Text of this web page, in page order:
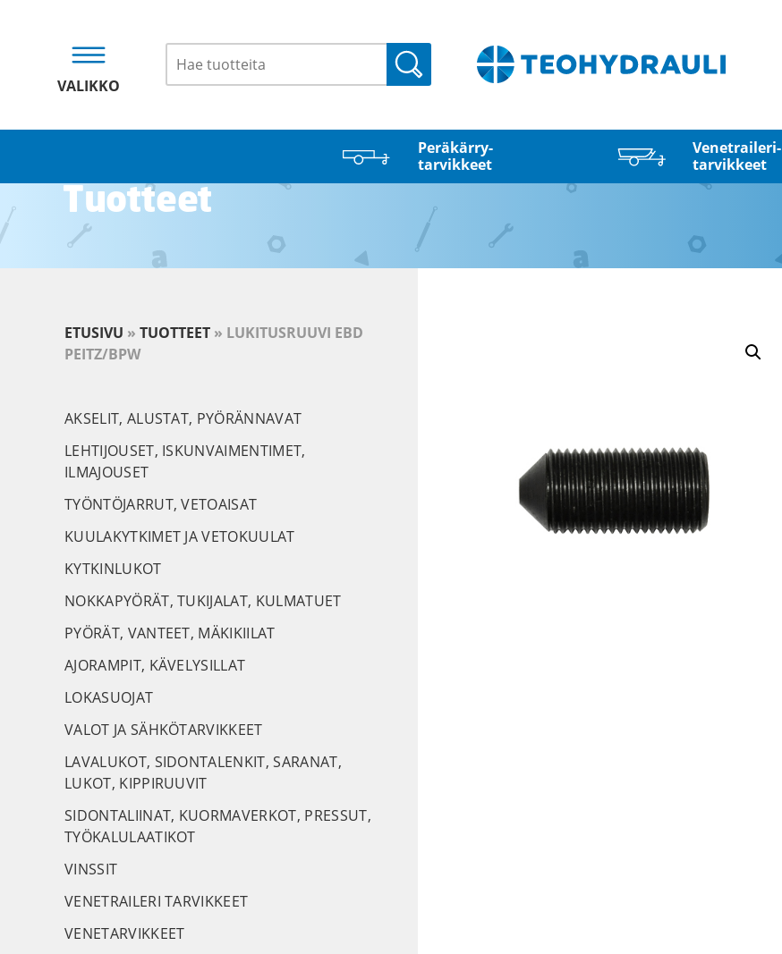
VALIKKO
Haku
Peräkärry­
tarvikkeet
Venetraileri­
tarvikkeet
Tuotteet
ETUSIVU » TUOTTEET » LUKITUSRUUVI EBD
PEITZ/BPW
AKSELIT, ALUSTAT, PYÖRÄNNAVAT
LEHTIJOUSET, ISKUNVAIMENTIMET,
ILMAJOUSET
TYÖNTÖJARRUT, VETOAISAT
KUULAKYTKIMET JA VETOKUULAT
KYTKINLUKOT
NOKKAPYÖRÄT, TUKIJALAT, KULMATUET
PYÖRÄT, VANTEET, MÄKIKIILAT
AJORAMPIT, KÄVELYSILLAT
LOKASUOJAT
VALOT JA SÄHKÖTARVIKKEET
LAVALUKOT, SIDONTALENKIT, SARANAT,
LUKOT, KIPPIRUUVIT
SIDONTALIINAT, KUORMAVERKOT, PRESSUT,
TYÖKALULAATIKOT
VINSSIT
VENETRAILERI TARVIKKEET
VENETARVIKKEET